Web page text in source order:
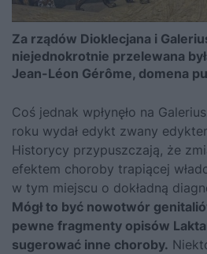
Za rządów Dioklecjana i
niejednokrotnie przelewana
Jean-Léon Gérôme, domena
Coś jednak wpłynęło na
roku wydał edykt zwany
Historycy przypuszczają, że
efektem choroby trapiącej
w tym miejscu o dokładną
Mógł to być nowotwór
pewne fragmenty opisów
sugerować inne choroby.